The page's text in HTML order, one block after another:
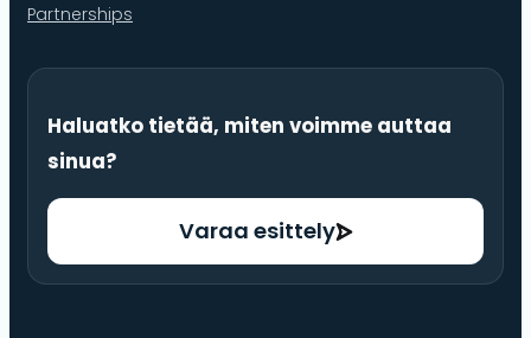
Partnerships
Haluatko tietää, miten voimme auttaa
sinua?
Varaa esittely